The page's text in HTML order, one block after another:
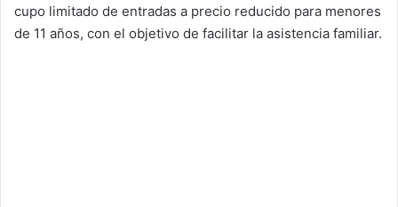
cupo limitado de entradas a precio reducido para menores
de 11 años, con el objetivo de facilitar la asistencia familiar.